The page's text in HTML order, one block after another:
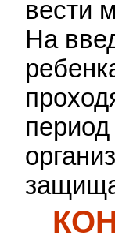
вести
На